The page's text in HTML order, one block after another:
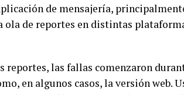
de mensajería,
ola de reportes en distintas
reportes, las fallas comenzaron
en algunos casos, la versión web.